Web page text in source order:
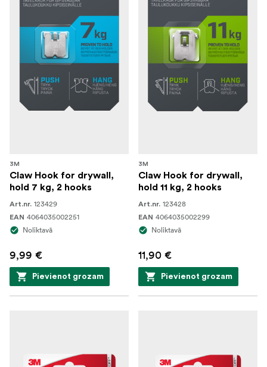
3M
Claw Hook for drywall,
hold 7 kg, 2 hooks
Art.nr. 123429
EAN 4064035002251
Noliktavā
9,99 €
Pievienot grozam
3M
Claw Hook for drywall,
hold 11 kg, 2 hooks
Art.nr. 123428
EAN 4064035002299
Noliktavā
11,90 €
Pievienot grozam